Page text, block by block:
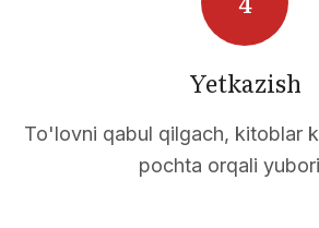
Yetkazish
To'lovni qabul qilgach, kitoblar
pochta orqali